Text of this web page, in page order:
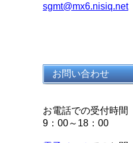
sgmt@mx6.nisiq.net
お問い合わせ
お電話での受付時間
9：00～18：00